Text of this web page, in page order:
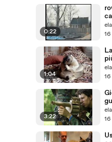
0:22
1:04
3:22